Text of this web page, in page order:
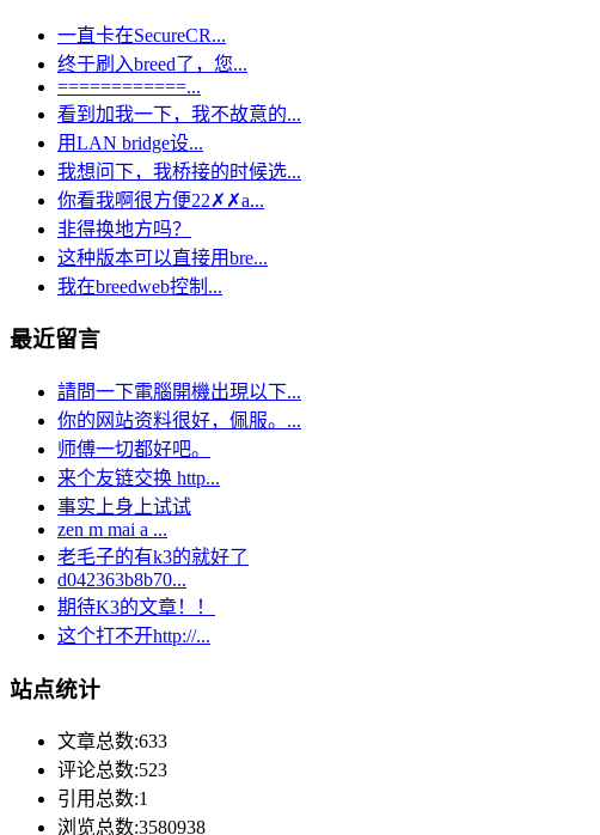
一直卡在SecureCR...
终于刷入breed了，您...
============...
看到加我一下，我不故意的...
用LAN bridge设...
我想问下，我桥接的时候选...
你看我啊很方便22✗✗a...
非得换地方吗？
这种版本可以直接用bre...
我在breedweb控制...
最近留言
請問一下電腦開機出現以下...
你的网站资料很好，佩服。...
师傅一切都好吧。
来个友链交换 http...
事实上身上试试
zen m mai a ...
老毛子的有k3的就好了
d042363b8b70...
期待K3的文章！！
这个打不开http://...
站点统计
文章总数:633
评论总数:523
引用总数:1
浏览总数:3580938